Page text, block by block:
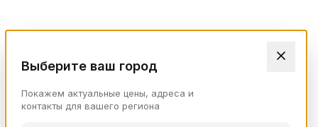
Выберите ваш город
Покажем актуальные цены, адреса и
контакты для вашего региона